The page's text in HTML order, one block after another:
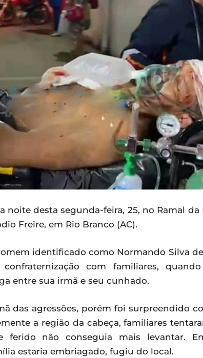
noite desta segunda-feira, 25, no Ramal da
Freire, em Rio Branco (AC).
identificado como Normando Silva
com familiares,
entre sua irmã e seu cunhado.
das agressões, porém foi surpreendido
a região da cabeça, familiares
ferido não conseguia mais levantar.
estaria embriagado, fugiu do local.